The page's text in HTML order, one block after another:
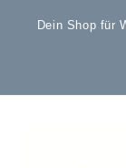
Dein Shop für